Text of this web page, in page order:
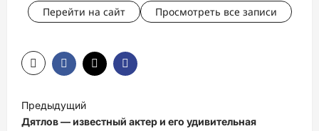
Перейти на сайт Просмотреть все записи
Н
а
Предыдущий
Дятлов — известный актер и его удивительная